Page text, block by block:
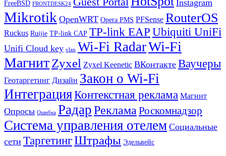
FreeBSD FRONTDESK24 Instagram
Mikrotik OpenWRT Opera PMS PFSense RouterOS
Ruckus Ruijie TP-link CAP TP-link EAP Ubiquiti UniFi
Unifi Cloud key vlan Wi-Fi RadarWi-Fi
МагнитZyxel Zyxel Keenetic ВКонтакте Ваучеры
Геотаргетинг Дизайн Закон о Wi-Fi
ИнтеграцияКонтекстная реклама Магнит
Опросы Ошибка РадарРеклама Роскомнадзор
Система управления отелем Социальные
сети ТаргетингШтрафы Эдельвейс